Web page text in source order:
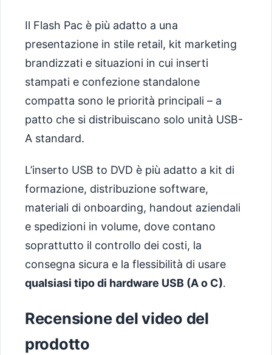
Il Flash Pac è più adatto a una
presentazione in stile retail, kit marketing
brandizzati e situazioni in cui inserti
stampati e confezione standalone
compatta sono le priorità principali – a
patto che si distribuiscano solo unità USB-
A standard.
L’inserto USB to DVD è più adatto a kit di
formazione, distribuzione software,
materiali di onboarding, handout aziendali
e spedizioni in volume, dove contano
soprattutto il controllo dei costi, la
consegna sicura e la flessibilità di usare
qualsiasi tipo di hardware USB (A o C).
Recensione del video del
prodotto